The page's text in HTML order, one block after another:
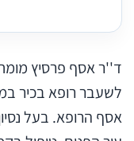
ד''ר אסף פרסיץ
לשעבר רופא בכיר
אסף הרופא. בעל